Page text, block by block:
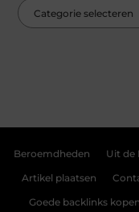
Beroemdheden Uit de
Artikel plaatsen
Goede backlinks